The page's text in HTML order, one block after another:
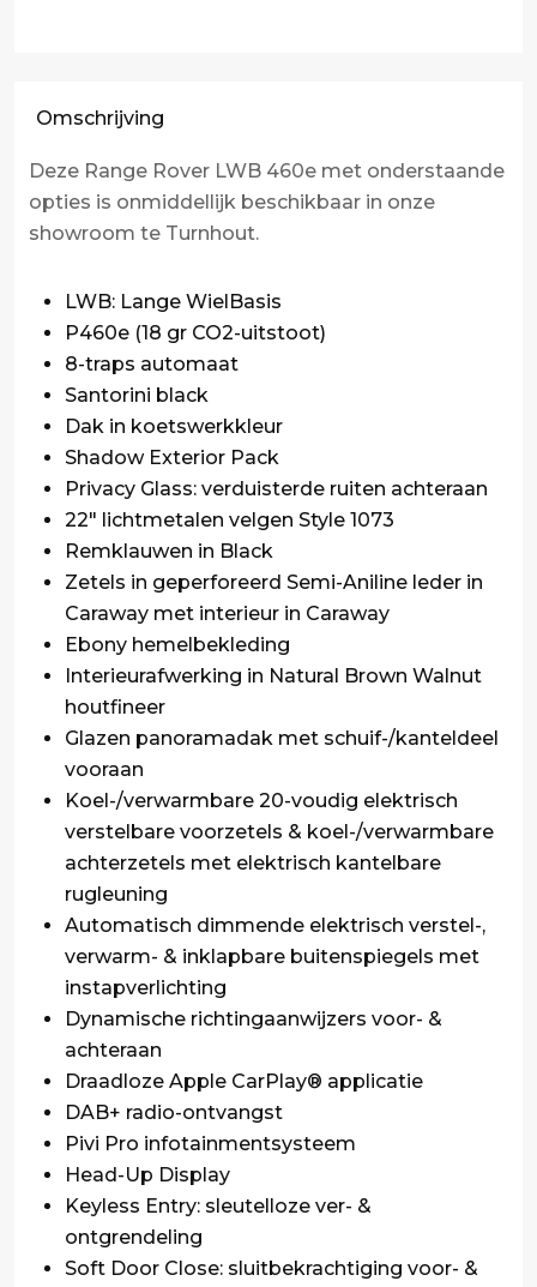
Omschrijving
Deze Range Rover LWB 460e met onderstaande
opties is onmiddellijk beschikbaar in onze
showroom te Turnhout.
LWB: Lange WielBasis
P460e (18 gr CO2-uitstoot)
8-traps automaat
Santorini black
Dak in koetswerkkleur
Shadow Exterior Pack
Privacy Glass: verduisterde ruiten achteraan
22" lichtmetalen velgen Style 1073
Remklauwen in Black
Zetels in geperforeerd Semi-Aniline leder in
Caraway met interieur in Caraway
Ebony hemelbekleding
Interieurafwerking in Natural Brown Walnut
houtfineer
Glazen panoramadak met schuif-/kanteldeel
vooraan
Koel-/verwarmbare 20-voudig elektrisch
verstelbare voorzetels & koel-/verwarmbare
achterzetels met elektrisch kantelbare
rugleuning
Automatisch dimmende elektrisch verstel-,
verwarm- & inklapbare buitenspiegels met
instapverlichting
Dynamische richtingaanwijzers voor- &
achteraan
Draadloze Apple CarPlay® applicatie
DAB+ radio-ontvangst
Pivi Pro infotainmentsysteem
Head-Up Display
Keyless Entry: sleutelloze ver- &
ontgrendeling
Soft Door Close: sluitbekrachtiging voor- &